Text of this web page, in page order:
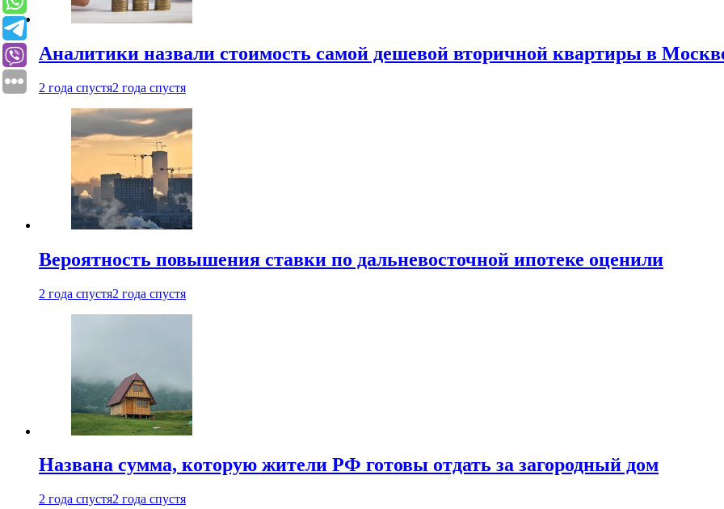
Аналитики назвали стоимость самой дешевой вторичной квартиры в
2 года спустя2 года спустя
Вероятность повышения ставки по дальневосточной ипотеке оценили
2 года спустя2 года спустя
Названа сумма, которую жители РФ готовы отдать за загородный дом
2 года спустя2 года спустя